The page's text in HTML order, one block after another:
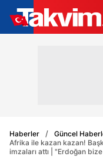
Haberler
Güncel
Afrika ile kazan kazan!
imzaları attı | "Erdoğan